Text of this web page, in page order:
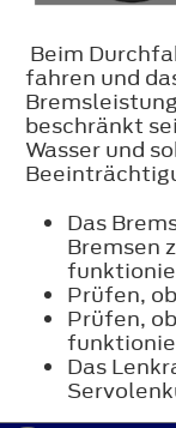
Beim
fahren und
beschränkt
Wasser und
Das
Bremsen
Prüfen,
Prüfen,
Das